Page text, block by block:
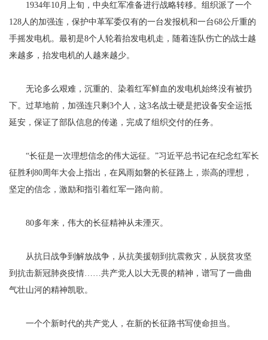
1934年10月上旬，中央红军准备进行战略转移。组织派了一个
128人的加强连，保护中革军委仅有的一台发报机和一台68公斤重的
手摇发电机。最初是8个人轮着抬发电机走，随着连队伤亡的战士越
来越多，抬发电机的人越来越少。
无论多么艰难，沉重的、染着红军鲜血的发电机始终没有被扔
下。过草地前，加强连只剩3个人，这3名战士硬是把设备安全运抵
延安，保证了部队信息的传递，完成了组织交付的任务。
“长征是一次理想信念的伟大远征。”习近平总书记在纪念红军长
征胜利80周年大会上指出，在风雨如磐的长征路上，崇高的理想，
坚定的信念，激励和指引着红军一路向前。
80多年来，伟大的长征精神从未湮灭。
从抗日战争到解放战争，从抗美援朝到抗震救灾，从脱贫攻坚
到抗击新冠肺炎疫情……共产党人以大无畏的精神，谱写了一曲曲
气壮山河的精神凯歌。
一个个新时代的共产党人，在新的长征路书写使命担当。